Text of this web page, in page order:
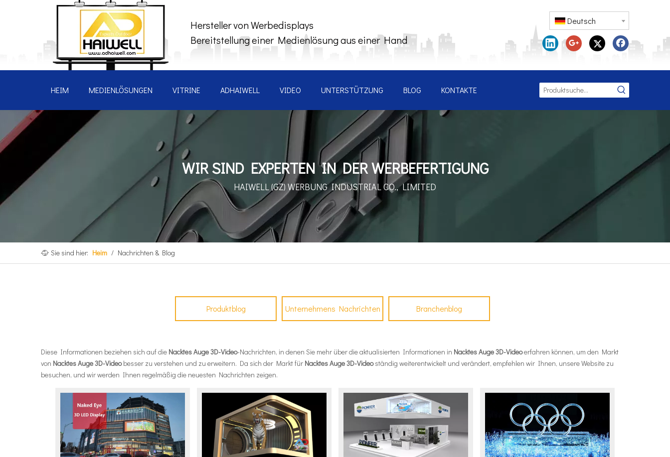
Hersteller von Werbedisplays
Bereitstellung einer Medienlösung aus einer Hand
Deutsch
HEIM MEDIENLÖSUNGEN VITRINE ADHAIWELL VIDEO UNTERSTÜTZUNG BLOG KONTAKTE
WIR SIND EXPERTEN IN DER WERBEFERTIGUNG
HAIWELL (GZ) WERBUNGINDUSTRIAL CO., LIMITED
Sie sind hier: Heim / Nachrichten & Blog
Produktblog Unternehmens Nachrichten Branchenblog
Diese Informationen beziehen sich auf die Nacktes Auge 3D-Video-Nachrichten, in denen Sie mehr über die aktualisierten Informationen in Nacktes Auge 3D-Videoerfahren können, um den Markt
von Nacktes Auge 3D-Videobesser zu verstehen und zu erweitern. Da sich der Markt für Nacktes Auge 3D-Videoständig weiterentwickelt und verändert, empfehlen wir Ihnen, unsere Website zu
besuchen, und wir werden Ihnen regelmäßig die neuesten Nachrichten zeigen.